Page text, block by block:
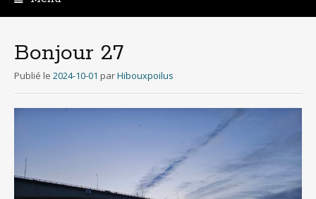
principal
Bonjour 27
Publié le 2024-10-01 parHibouxpoilus